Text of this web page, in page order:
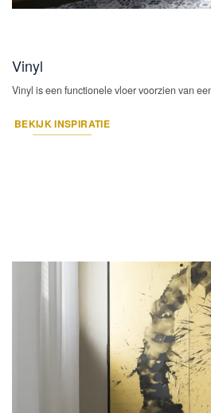
Vinyl
Vinyl is een functionele vloer voorzien van
BEKIJK INSPIRATIE